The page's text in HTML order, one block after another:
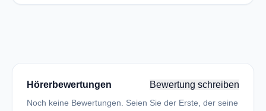
Hörerbewertungen Bewertung schreiben
Noch keine Bewertungen. Seien Sie der Erste, der seine